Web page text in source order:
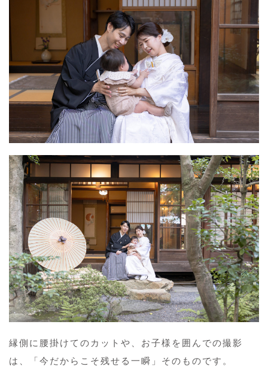
縁側に腰掛けてのカットや、お子様を囲んでの撮影
は、「今だからこそ残せる一瞬」そのものです。